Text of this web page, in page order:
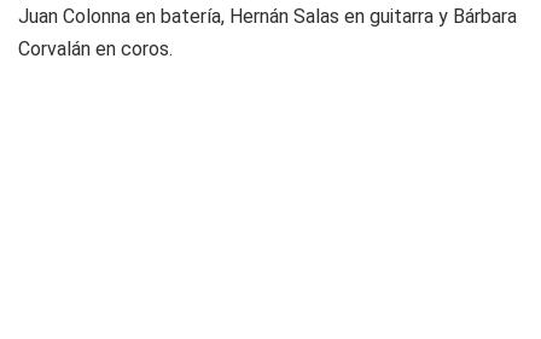
Juan Colonna en batería, Hernán Salas en guitarra y Bárbara
Corvalán en coros.